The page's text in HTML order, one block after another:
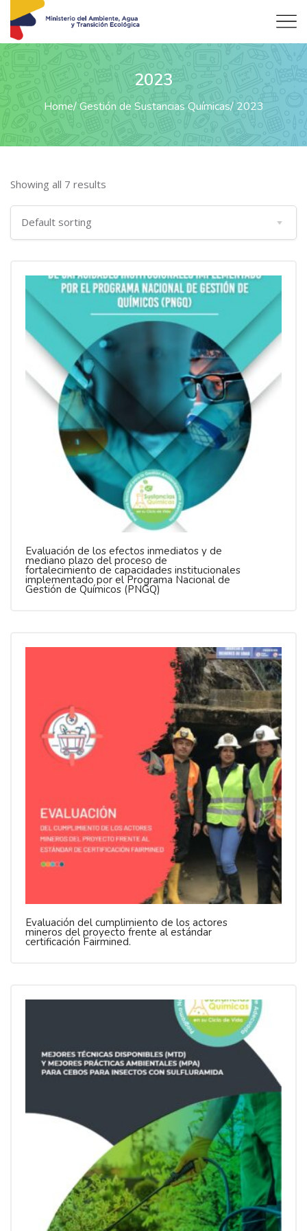
2023
Home Gestión de Sustancias Químicas 2023
Showing all 7 results
Evaluación de los efectos inmediatos y de
mediano plazo del proceso de
fortalecimiento de capacidades institucionales
implementado por el Programa Nacional de
Gestión de Químicos (PNGQ)
Evaluación del cumplimiento de los actores
mineros del proyecto frente al estándar
certificación Fairmined.